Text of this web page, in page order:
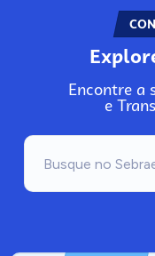
Encontre a
e